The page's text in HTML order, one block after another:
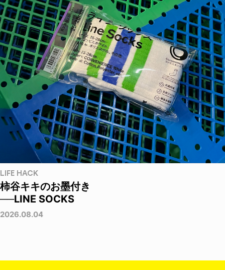
LIFE HACK
柿谷キキのお墨付き
──LINE SOCKS
2026.08.04